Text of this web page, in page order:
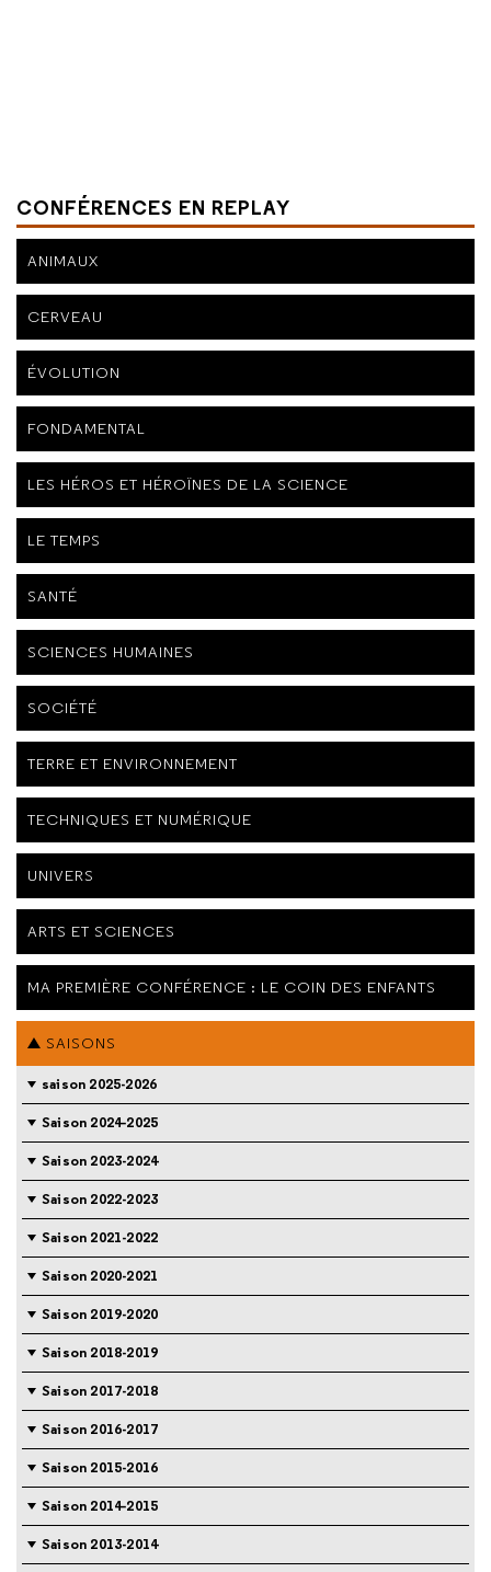
CONFÉRENCES EN REPLAY
ANIMAUX
CERVEAU
ÉVOLUTION
FONDAMENTAL
LES HÉROS ET HÉROÏNES DE LA SCIENCE
LE TEMPS
SANTÉ
SCIENCES HUMAINES
SOCIÉTÉ
TERRE ET ENVIRONNEMENT
TECHNIQUES ET NUMÉRIQUE
UNIVERS
ARTS ET SCIENCES
MA PREMIÈRE CONFÉRENCE : LE COIN DES ENFANTS
SAISONS
saison 2025-2026
Saison 2024-2025
Saison 2023-2024
Saison 2022-2023
Saison 2021-2022
Saison 2020-2021
Saison 2019-2020
Saison 2018-2019
Saison 2017-2018
Saison 2016-2017
Saison 2015-2016
Saison 2014-2015
Saison 2013-2014